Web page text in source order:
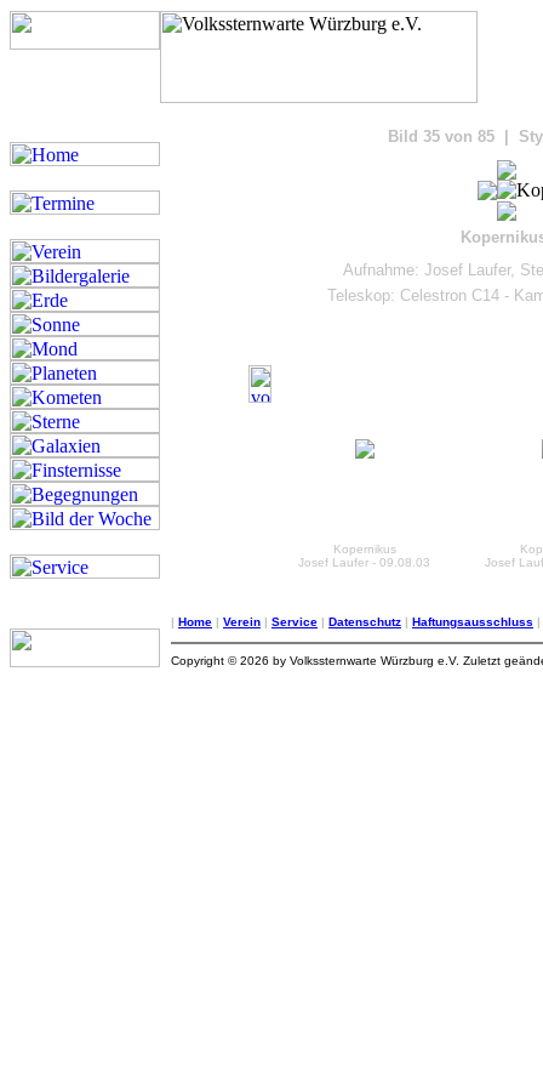
Bild 35 von 85 |
Aufnahme: Josef Laufer,
Teleskop: Celestron C14 -
Kopernikus
Josef Laufer - 09.08.03
Josef
| Home | Verein | Service | Datenschutz | Haftungsausschluss |
Copyright © 2026 by Volkssternwarte Würzburg e.V. Zuletzt